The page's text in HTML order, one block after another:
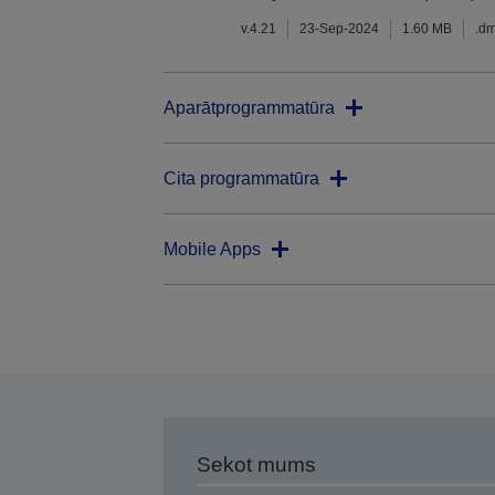
v.4.21 23-Sep-2024 1.60 MB
Aparātprogrammatūra
Cita programmatūra
Mobile Apps
Sekot mums